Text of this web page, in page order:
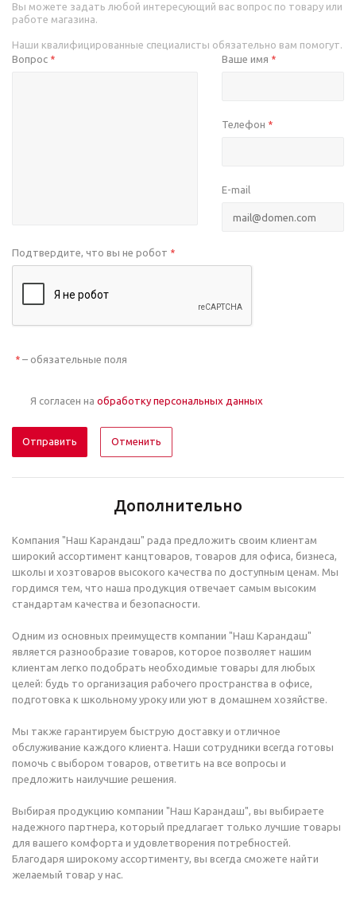
Вы можете задать любой интересующий вас вопрос по товару или
работе магазина.
Наши квалифицированные специалисты обязательно вам помогут.
Вопрос * Ваше имя *
Телефон *
E-mail
Подтвердите, что вы не робот *
* – обязательные поля
Я согласен на обработку персональных данных
Отменить
Дополнительно
Компания "Наш Карандаш" рада предложить своим клиентам
широкий ассортимент канцтоваров, товаров для офиса, бизнеса,
школы и хозтоваров высокого качества по доступным ценам. Мы
гордимся тем, что наша продукция отвечает самым высоким
стандартам качества и безопасности.
Одним из основных преимуществ компании "Наш Карандаш"
является разнообразие товаров, которое позволяет нашим
клиентам легко подобрать необходимые товары для любых
целей: будь то организация рабочего пространства в офисе,
подготовка к школьному уроку или уют в домашнем хозяйстве.
Мы также гарантируем быструю доставку и отличное
обслуживание каждого клиента. Наши сотрудники всегда готовы
помочь с выбором товаров, ответить на все вопросы и
предложить наилучшие решения.
Выбирая продукцию компании "Наш Карандаш", вы выбираете
надежного партнера, который предлагает только лучшие товары
для вашего комфорта и удовлетворения потребностей.
Благодаря широкому ассортименту, вы всегда сможете найти
желаемый товар у нас.